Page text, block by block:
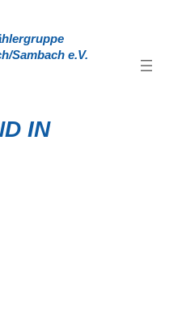
Sambach e.V.
IN